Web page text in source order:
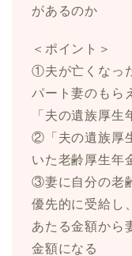
があるのか
＜ポイント＞
①夫が亡くなっ
パート妻のもら
「夫の遺族厚生
②「夫の遺族厚
いた老齢厚生年
③妻に自分の老
優先的に受給し
あたる金額から
金額になる